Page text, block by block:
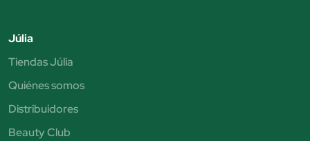
Júlia
Tiendas Júlia
Quiénes somos
Distribuidores
Beauty Club